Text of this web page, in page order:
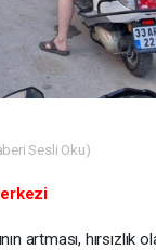
Sesli Oku)
artması, hırsızlık